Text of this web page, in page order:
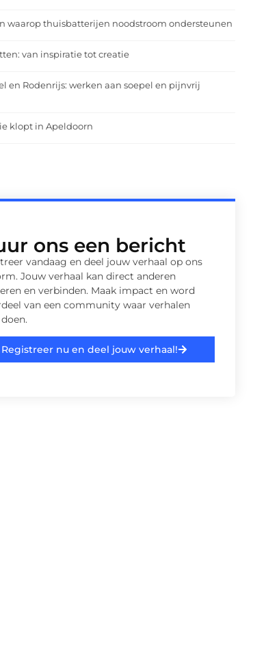
waarop thuisbatterijen noodstroom ondersteunen
van inspiratie tot creatie
en Rodenrijs: werken aan soepel en pijnvrij
klopt in Apeldoorn
ons een bericht
vandaag en deel jouw verhaal op ons
Jouw verhaal kan direct anderen
en verbinden. Maak impact en word
van een community waar verhalen
Registreer nu en deel jouw verhaal!